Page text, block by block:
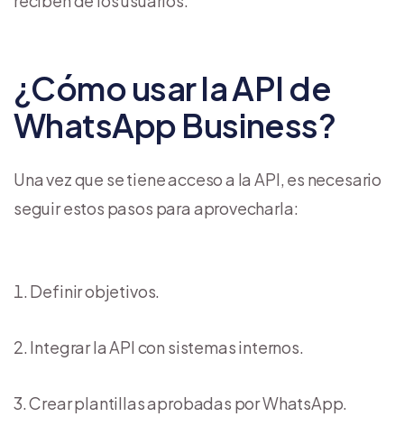
¿Cómo usar la API de
WhatsApp Business?
Una vez que se tiene acceso a la API, es necesario
seguir estos pasos para aprovecharla:
Definir objetivos.
Integrar la API con sistemas internos.
Crear plantillas aprobadas por WhatsApp.